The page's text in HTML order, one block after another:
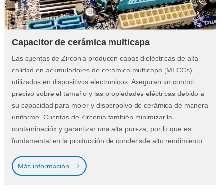
Capacitor de cerámica multicapa
Las cuentas de Zirconia producen capas dieléctricas de alta
calidad en acumuladores de cerámica multicapa (MLCCs)
utilizados en dispositivos electrónicos. Aseguran un control
preciso sobre el tamaño y las propiedades eléctricas debido a
su capacidad para moler y disperpolvo de cerámica de manera
uniforme. Cuentas de Zirconia también minimizar la
contaminación y garantizar una alta pureza, por lo que es
fundamental en la producción de condensde alto rendimiento.
Más información